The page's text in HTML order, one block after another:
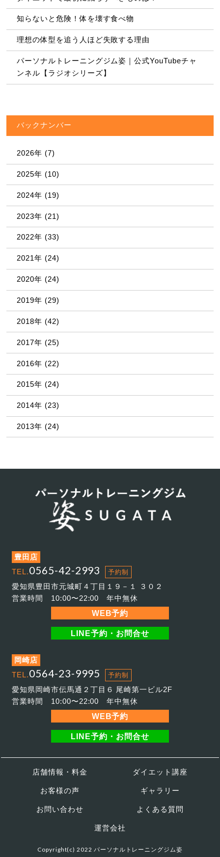
知らないと危険！体を壊す食べ物
理想の体型を追う人ほど失敗する理由
パーソナルトレーニングジム姿｜公式YouTubeチャ
ンネル【ラジオシリーズ】
バックナンバー
2026年 (7)
2025年 (10)
2024年 (19)
2023年 (21)
2022年 (33)
2021年 (24)
2020年 (24)
2019年 (29)
2018年 (42)
2017年 (25)
2016年 (22)
2015年 (24)
2014年 (23)
2013年 (24)
豊田店
TEL.0565-42-2993 予約制
愛知県豊田市元城町４丁目１９－１ ３０２
営業時間 10:00〜22:00 年中無休
WEB予約
LINE予約・お問合せ
岡崎店
TEL.0564-23-9995 予約制
愛知県岡崎市伝馬通２丁目６ 尾崎第一ビル2F
営業時間 10:00〜22:00 年中無休
WEB予約
LINE予約・お問合せ
店舗情報・料金 ダイエット講座
お客様の声 ギャラリー
お問い合わせ よくある質問
運営会社
Copyright(c) 2022 パーソナルトレーニングジム姿